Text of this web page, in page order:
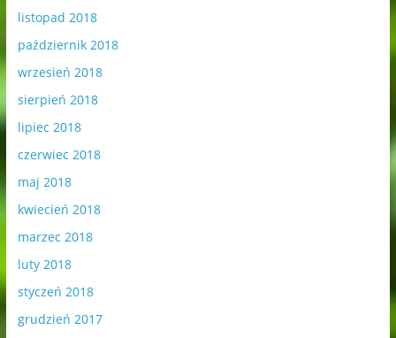
listopad 2018
październik 2018
wrzesień 2018
sierpień 2018
lipiec 2018
czerwiec 2018
maj 2018
kwiecień 2018
marzec 2018
luty 2018
styczeń 2018
grudzień 2017